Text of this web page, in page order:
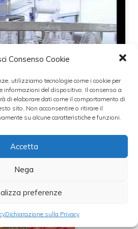
Consenso Cookie
utilizziamo tecnologie come i cookie per
informazioni del dispositivo. Il consenso a
di elaborare dati come il comportamento di
sito. Non acconsentire o ritirare il
su alcune caratteristiche e funzioni.
Accetta
Nega
preferenze
Dichiarazione sulla Privacy
per accettare i